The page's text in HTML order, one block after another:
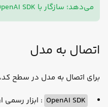
می‌دهد؛ سازگار با OpenAI SDK هستند.
اتصال به مدل
برای اتصال به مدل در سطح کد،
OpenAI SDK : ابزار